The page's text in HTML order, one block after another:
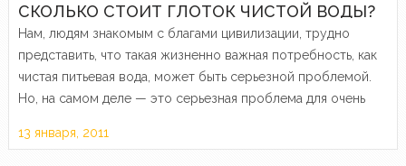
СКОЛЬКО СТОИТ ГЛОТОК ЧИСТОЙ ВОДЫ?
Нам, людям знакомым с благами цивилизации, трудно
представить, что такая жизненно важная потребность, как
чистая питьевая вода, может быть серьезной проблемой.
Но, на самом деле — это серьезная проблема для очень
экономически.
13 января, 2011